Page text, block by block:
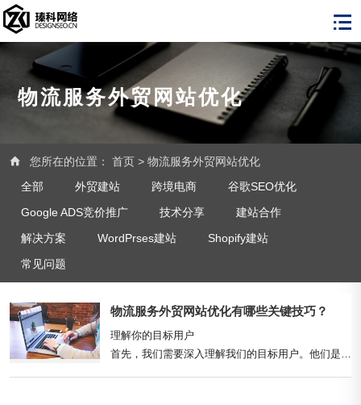
物流服务外贸网站优化
您所在的位置： 首页 > 物流服务外贸网站优化
全部
外贸建站 跨境电商
谷歌SEO优化
Google ADS竞价推广
技术分享
建站合作
解决方案
WordPrses建站
Shopify建站
常见问题
物流服务外贸网站优化有哪些关键技巧？
理解你的目标用户
首先，我们需要深入理解我们的目标用户。他们是